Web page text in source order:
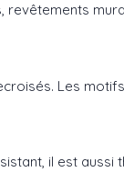
Les
il est